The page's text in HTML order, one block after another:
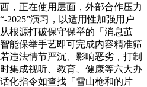
，正在使用层面，外部合作压力
2025”演习，以适用性加强用户
根源打破保守保举的「消息茧
能保举手艺即可完成内容精准筛
违法情节严沉、影响恶劣，打制
集成视听、教育、健康等六大办
化指令如查找「雪山枪和的片